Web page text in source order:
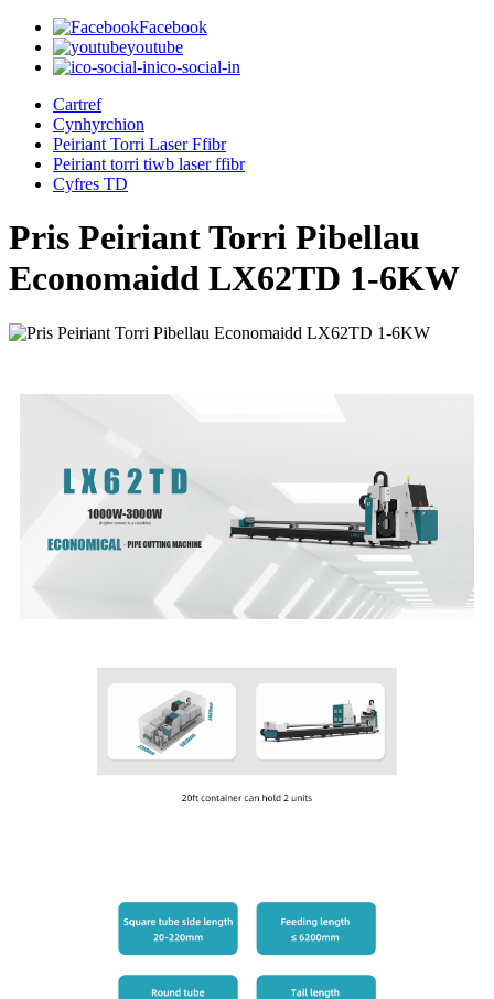
Facebook
youtube
ico-social-in
Cartref
Cynhyrchion
Peiriant Torri Laser Ffibr
Peiriant torri tiwb laser ffibr
Cyfres TD
Pris Peiriant Torri Pibellau
Economaidd LX62TD 1-6KW